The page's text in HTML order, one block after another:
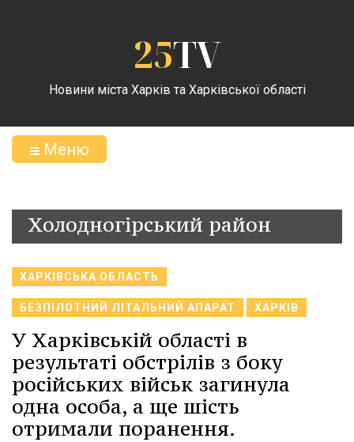
25TV
Новини міста Харків та Харківської області
Меню
Холодногірський район
ХАРКІВСЬКА ОБЛАСТЬ
БЕЗПІЛОТНИЙ ЛІТАЛЬНИЙ АПАРАТ ХАРКІВ
У Харківській області в
результаті обстрілів з боку
російських військ загинула
одна особа, а ще шість
отримали поранення.